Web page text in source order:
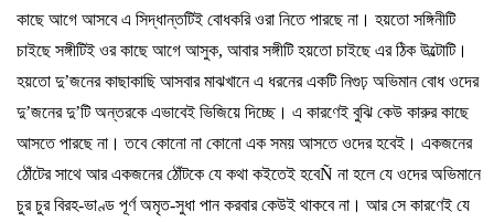
কাছে আগে আসবে এ সিদ্ধান্তটিই বোধকরি ওরা নিতে পারছে না। হয়তো সঙ্গিনীটি
চাইছে সঙ্গীটিই ওর কাছে আগে আসুক, আবার সঙ্গীটি হয়তো চাইছে এর ঠিক উল্টোটি।
হয়তো দু’জনের কাছাকাছি আসবার মাঝখানে এ ধরনের একটি নিগুঢ় অভিমান বোধ ওদের
দু’জনের দু’টি অন্তরকে এভাবেই ভিজিয়ে দিচ্ছে। এ কারণেই বুঝি কেউ কারুর কাছে
আসতে পারছে না। তবে কোনো না কোনো এক সময় আসতে ওদের হবেই। একজনের
ঠোঁটের সাথে আর একজনের ঠোঁটকে যে কথা কইতেই হবেÑ না হলে যে ওদের অভিমানে
চুর চুর বিরহ-ভাণ্ড পূর্ণ অমৃত-সুধা পান করবার কেউই থাকবে না। আর সে কারণেই যে